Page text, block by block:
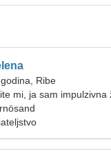
Ribe
mi, ja sam impulzivna